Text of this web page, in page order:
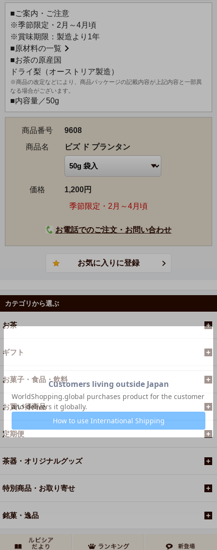
ました。
ドライビーツの赤色に加え、ハイビスカス、ローズヒップ
で酸味を出し、サクランボの果実感も表現し、春爛漫が味
わえるブレンドです。
■ご案内・ご注意
※季節限定・2月～4月頃
※賞味期限：製造より1年
■原材料の一覧
■お茶の原産国
ドライ梨（オーストリア製造）
※商品の改定などにより、商品パッケージの記載内容が上記内容と一部異
なる場合がございます。
■内容量／50g
商品番号
9608
商品名
ビズ ド プランタン
価格
1,200円
季節限定・2月～4月頃
お電話でのご注文・お問い合わせ
カテゴリから選ぶ
お茶
ギフト
お菓子・食品・飲料
お買い得商品
定期便
茶器・オリジナルグッズ
特別商品・お取り寄せ
銘菓・逸品